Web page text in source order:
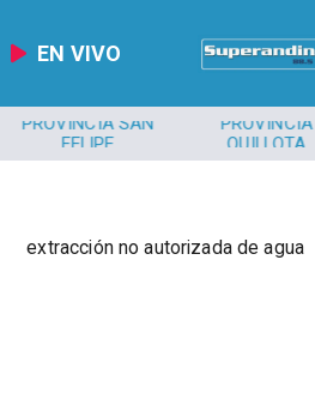
EN VIVO
PROVINCIA SAN
FELIPE
PROVINCIA
QUILLOTA
extracción no autorizada de agua